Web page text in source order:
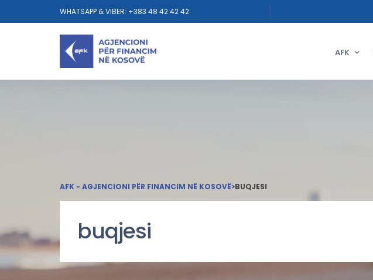
WHATSAPP & VIBER: +383 48 42 42 42
AFK
AFK - AGJENCIONI PËR FINANCIM NË KOSOVË>BUQJESI
buqjesi